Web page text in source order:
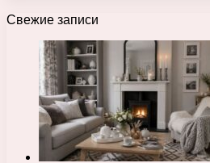
Свежие записи